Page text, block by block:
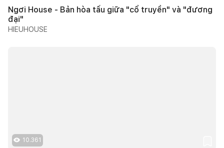
Ngơi House - Bản hòa tấu giữa "cổ truyền" và "đương
đại"
HIEUHOUSE
10.361